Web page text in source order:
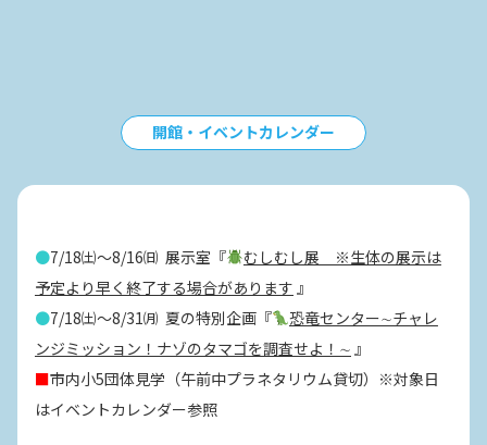
開館・イベントカレンダー
●7/18㈯～8/16㈰ 展示室『
むしむし展 ※生体の展示は
予定より早く終了する場合があります 』
●7/18㈯～8/31㈪ 夏の特別企画『
恐竜センター∼チャレ
ンジミッション！ナゾのタマゴを調査せよ！∼ 』
■市内小5団体見学（午前中プラネタリウム貸切）※対象日
はイベントカレンダー参照